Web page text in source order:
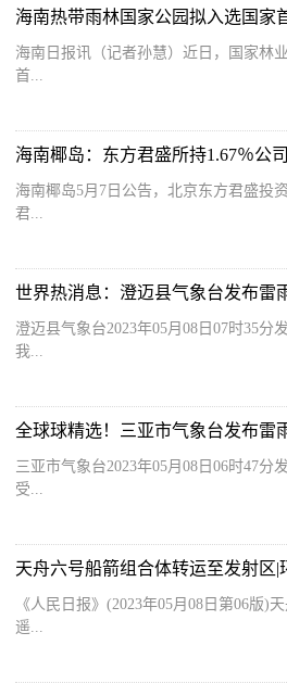
海南热带雨林国家公园拟入选国家
海南日报讯（记者孙慧）近日，国家林
首...
海南椰岛：东方君盛所持1.67％公
海南椰岛5月7日公告，北京东方君盛投
君...
澄迈县气象台2023年05月08日07时35分
我...
三亚市气象台2023年05月08日06时47分
受...
天舟六号船箭组合体转运至发射区|
《人民日报》(2023年05月08日第06版)
遥...